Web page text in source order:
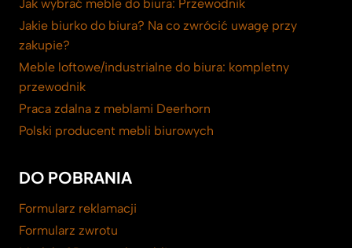
Jak wybrać meble do biura: Przewodnik
Jakie biurko do biura? Na co zwrócić uwagę przy
zakupie?
Meble loftowe/industrialne do biura: kompletny
przewodnik
Praca zdalna z meblami Deerhorn
Polski producent mebli biurowych
DO POBRANIA
Formularz reklamacji
Formularz zwrotu